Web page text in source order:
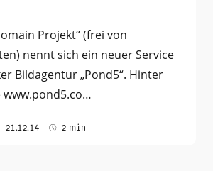
Projekt“ (frei von
nennt sich ein neuer Service
Bildagentur „Pond5“. Hinter
www.pond5.co…
21.12.14 2 min